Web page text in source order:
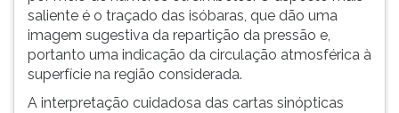
saliente é o traçado das isóbaras, que dão uma
imagem sugestiva da repartição da pressão e,
portanto uma indicação da circulação atmosférica à
superfície na região considerada.
A interpretação cuidadosa das cartas sinópticas